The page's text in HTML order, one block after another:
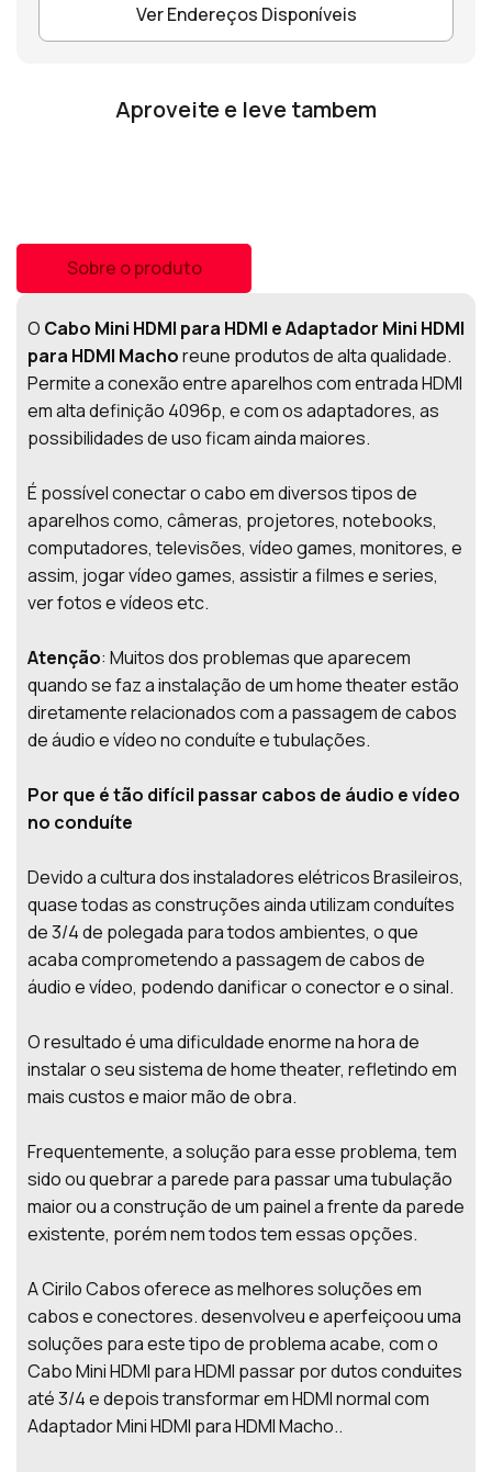
Ver Endereços Disponíveis
Aproveite e leve tambem
Sobre o produto
O Cabo Mini HDMI para HDMI e Adaptador Mini HDMI
para HDMI Machoreune produtos de alta qualidade.
Permite a conexão entre aparelhos com entrada HDMI
em alta definição 4096p, e com os adaptadores, as
possibilidades de uso ficam ainda maiores.
É possível conectar o cabo em diversos tipos de
aparelhos como, câmeras, projetores, notebooks,
computadores, televisões, vídeo games, monitores, e
assim, jogar vídeo games, assistir a filmes e series,
ver fotos e vídeos etc.
Atenção: Muitos dos problemas que aparecem
quando se faz a instalação de um home theater estão
diretamente relacionados com a passagem de cabos
de áudio e vídeo no conduíte e tubulações.
Por que é tão difícil passar cabos de áudio e vídeo
no conduíte
Devido a cultura dos instaladores elétricos Brasileiros,
quase todas as construções ainda utilizam conduítes
de 3/4 de polegada para todos ambientes, o que
acaba comprometendo a passagem de cabos de
áudio e vídeo, podendo danificar o conector e o sinal.
O resultado é uma dificuldade enorme na hora de
instalar o seu sistema de home theater, refletindo em
mais custos e maior mão de obra.
Frequentemente, a solução para esse problema, tem
sido ou quebrar a parede para passar uma tubulação
maior ou a construção de um painel a frente da parede
existente, porém nem todos tem essas opções.
A Cirilo Cabos oferece as melhores soluções em
cabos e conectores. desenvolveu e aperfeiçoou uma
soluções para este tipo de problema acabe, com o
Cabo Mini HDMI para HDMI passar por dutos conduites
até 3/4 e depois transformar em HDMI normal com
Adaptador Mini HDMI para HDMI Macho..